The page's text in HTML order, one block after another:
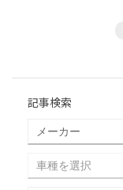
記事検索